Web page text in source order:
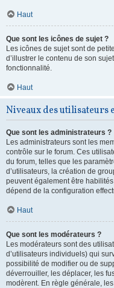
Haut
Que sont les icônes de sujet ?
Les icônes de sujet sont de
d’illustrer le contenu de son
fonctionnalité.
Haut
Niveaux des utilisateurs
Que sont les administrateurs ?
Les administrateurs sont les
contrôle sur le forum. Ces
du forum, telles que les
d’utilisateurs, la création de
peuvent également être
dépend de la configuration
Haut
Que sont les modérateurs ?
Les modérateurs sont des
d’utilisateurs individuels) qui
possibilité de modifier ou de
déverrouiller, les déplacer, les
modèrent. En règle générale,